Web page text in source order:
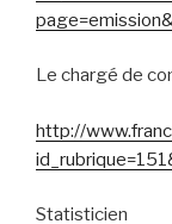
Le chargé de
http://
Statisticien